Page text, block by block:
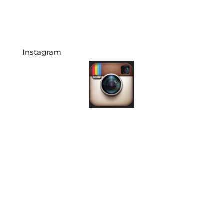
Instagram